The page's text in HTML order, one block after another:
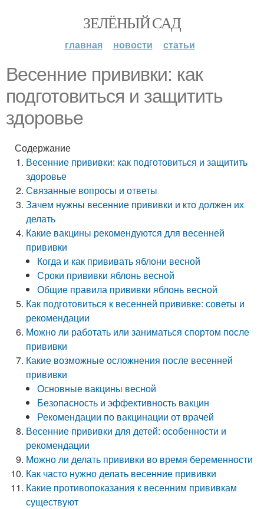
ЗЕЛЁНЫЙ САД
главная новости статьи
Весенние прививки: как
подготовиться и защитить
здоровье
Содержание
Весенние прививки: как подготовиться и защитить
здоровье
Связанные вопросы и ответы
Зачем нужны весенние прививки и кто должен их
делать
Какие вакцины рекомендуются для весенней
прививки
Когда и как прививать яблони весной
Сроки прививки яблонь весной
Общие правила прививки яблонь весной
Как подготовиться к весенней прививке: советы и
рекомендации
Можно ли работать или заниматься спортом после
прививки
Какие возможные осложнения после весенней
прививки
Основные вакцины весной
Безопасность и эффективность вакцин
Рекомендации по вакцинации от врачей
Весенние прививки для детей: особенности и
рекомендации
Можно ли делать прививки во время беременности
Как часто нужно делать весенние прививки
Какие противопоказания к весенним прививкам
существуют